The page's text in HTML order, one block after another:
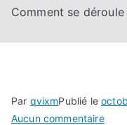
Comment se déroule
Par qvixmPublié le
Aucun commentairesur